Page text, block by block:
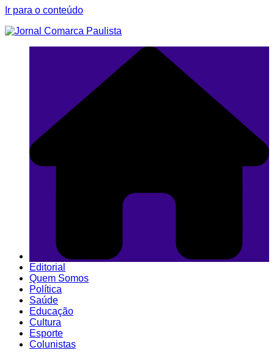
Ir para o conteúdo
Editorial
Quem Somos
Política
Saúde
Educação
Cultura
Esporte
Colunistas